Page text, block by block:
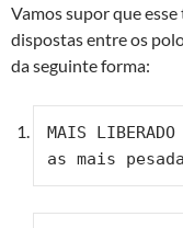
Vamos supor que
dispostas entre os
da seguinte forma:
MAIS
as mais